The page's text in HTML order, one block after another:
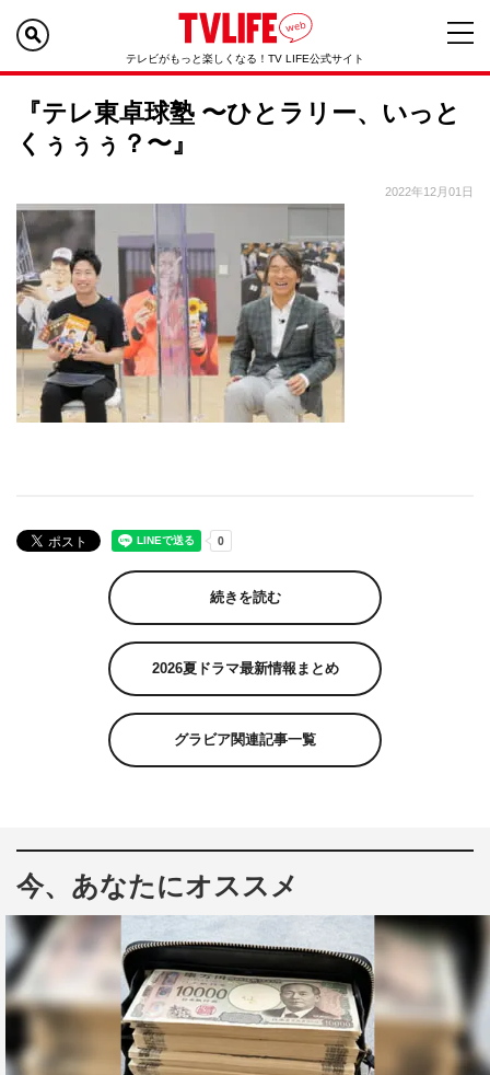
テレビがもっと楽しくなる！TV LIFE公式サイト
『テレ東卓球塾 〜ひとラリー、いっと
くぅぅぅ？〜』
2022年12月01日
続きを読む
2026夏ドラマ最新情報まとめ
グラビア関連記事一覧
今、あなたにオススメ